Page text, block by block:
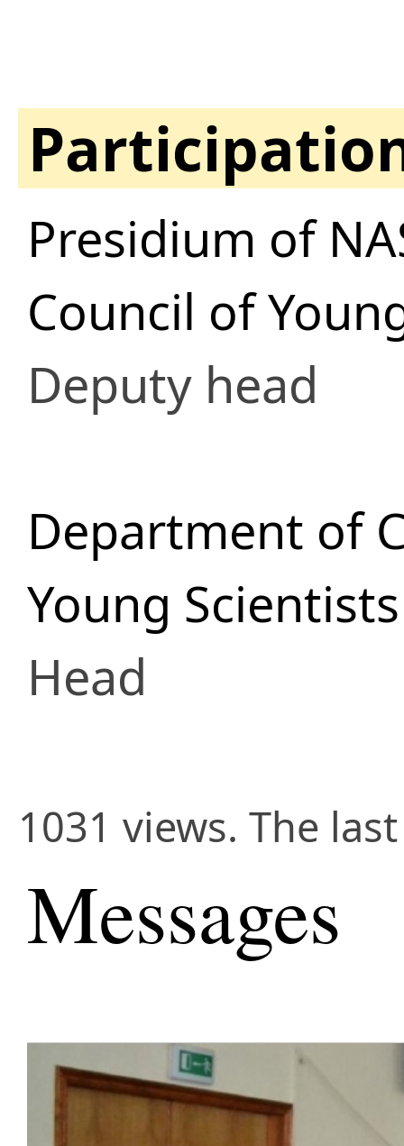
Presidium of
Council of
Deputy head
Department of
Young
Head
1031 views. The
Messages